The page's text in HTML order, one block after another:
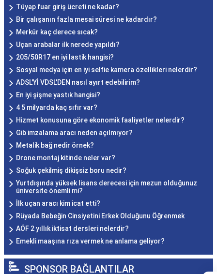
Tüyap fuar giriş ücreti ne kadar?
Bir çalışanın fazla mesai süresi ne kadardır?
Merkür kaç derece sıcak?
Uçan arabalar ilk nerede yapıldı?
205/50R17 en iyi lastik hangisi?
Sosyal medya için en iyi selfie kamera özellikleri nelerdir?
ADSL'Yİ VDSL'DEN nasıl ayırt edebilirim?
En iyi şişme yastık hangisi?
4 5 milyarda kaç sıfır var?
Hizmet konusuna göre ekonomik faaliyetler nelerdir?
Gib imzalama aracı neden açılmıyor?
Metalik bağ nedir örnek?
Drone montaj kitinde neler var?
Soğuk çekilmiş dikişsiz boru nedir?
Yurtdışında yüksek lisans derecesi için mezun olduğunuz
üniversite önemli mi?
İlk uçan aracı kim icat etti?
Rüyada Bebeğin Cinsiyetini Erkek Olduğunu Öğrenmek
AÖF 2 yıllık iktisat dersleri nelerdir?
Emekli maaşına rıza vermek ne anlama geliyor?
SPONSOR BAĞLANTILAR